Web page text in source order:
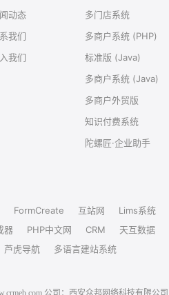
动态
我们
我们
多门店系统
多商户系统 (PHP)
标准版 (Java)
多商户系统 (Java)
多商户外贸版
知识付费系统
陀螺匠·企业助手
FormCreate 互站网 Lims系统
器
PHP中文网 CRM 天互数据
芦虎导航
多语言建站系统
公司：西安众邦网络科技有限公司